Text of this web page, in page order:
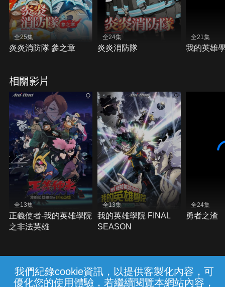
我們紀錄cookie資訊，以提供客製化內容，可
優化您的使用體驗，若繼續閱覽本網站內容，
全25集
炎炎消防隊 參之章
全24集
炎炎消防隊
全21集
我的英雄
相關影片
全13集
正義使者-我的英雄學院
之非法英雄
全13集
我的英雄學院 FINAL
SEASON
全24集
勇者之渣
{{notifyMsg}}